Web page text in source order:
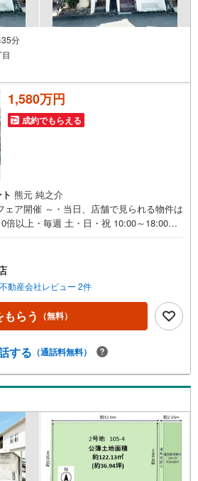
分
1,580万円
成約でもらえる
熊元 純之介
ェア開催 ～・当日、店舗で見られる物件は
倍以上・毎週 土・日・祝 10:00～18:00・
れも大歓迎です！・物件最寄りの駅まで
きます・「見るだけ・聞くだけ」OK！・
お立ち寄りください----*----*----*--・物件多
ます・ハウスフリーダムは【東証スタン
】です・設計から請負工事まで承っており
見学頂ける当社施工のモデルハウス多数あ
動産購入や住宅ローンについてお気軽にお
市の【売地】ならハウスフリーダム八尾
不動産会社レビュー 2件
もらう （無料）
する （通話料無料）